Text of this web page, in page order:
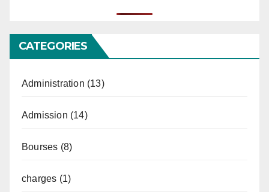
CATEGORIES
Administration (13)
Admission (14)
Bourses (8)
charges (1)